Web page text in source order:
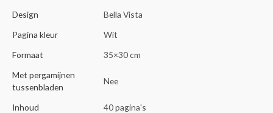
Design
Bella Vista
Pagina kleur
Wit
Formaat
35×30 cm
Met pergamijnen
tussenbladen
Nee
Inhoud
40 pagina's